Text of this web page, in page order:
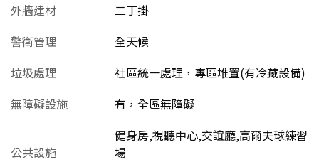
外牆建材
二丁掛
警衛管理
全天候
垃圾處理
社區統一處理，專區堆置(有冷藏設備)
無障礙設施
有，全區無障礙
公共設施
健身房,視聽中心,交誼廳,高爾夫球練習
場